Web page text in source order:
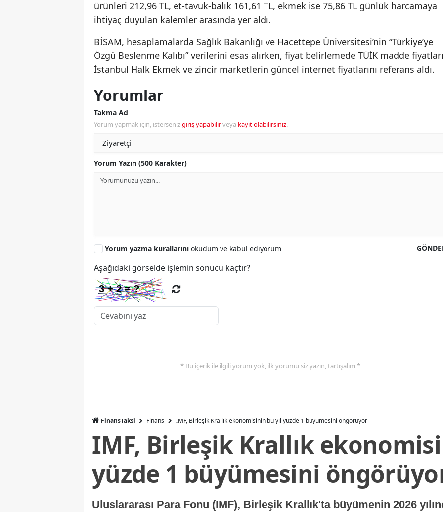
ürünleri 212,96 TL, et-tavuk-balık 161,61 TL, ekmek ise 75,86 TL günlük harcamaya
ihtiyaç duyulan kalemler arasında yer aldı.
BİSAM, hesaplamalarda Sağlık Bakanlığı ve Hacettepe Üniversitesi’nin “Türkiye’ye
Özgü Beslenme Kalıbı” verilerini esas alırken, fiyat belirlemede TÜİK madde
İstanbul Halk Ekmek ve zincir marketlerin güncel internet fiyatlarını referans aldı.
Yorumlar
Takma Ad
Yorum yapmak için, istersenizgiriş yapabilirveya kayıt olabilirsiniz.
Yorum Yazın (500 Karakter)
Yorum yazma kurallarını okudum ve kabul ediyorum
Aşağıdaki görselde işlemin sonucu kaçtır?
* Bu içerik ile ilgili yorum yok, ilk yorumu siz yazın, tartışalım *
FinansTaksi Finans IMF, Birleşik Krallık ekonomisinin bu yıl yüzde 1 büyümesini öngörüyor
IMF, Birleşik Krallık
yüzde 1 büyümesini
Uluslararası Para Fonu (IMF), Birleşik Krallık'ta büyümenin 2026